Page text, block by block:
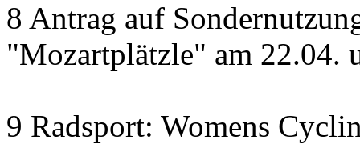
8 Antrag auf
"Mozartplätzle" am 22.04.
9 Radsport: Womens